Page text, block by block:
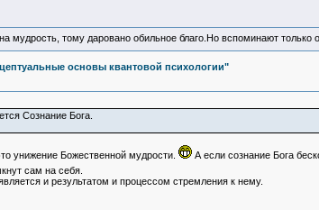
мудрость, тому даровано обильное благо.Но вспоминают только
основы квантовой психологии"
Сознание Бога.
унижение Божественной мудрости.
А если сознание Бога
сам на себя.
и результатом и процессом стремления к нему.